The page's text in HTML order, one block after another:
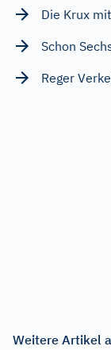
Die Krux
Schon
Reger
Weitere Artikel